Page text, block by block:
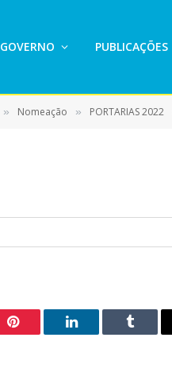
PUBLICAÇÕES
» Nomeação » PORTARIAS 2022
Pinterest LinkedIn Tumblr